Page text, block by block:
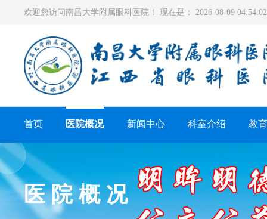
欢迎您访问南昌大学附属眼科医院！ 现在是： 2026-08-09
首页 医院概况 新闻中心 科室介绍 教
医院概况